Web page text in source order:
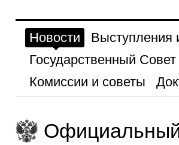
Новости
Выступления
Государственный Совет
Комиссии и советы
Официальный